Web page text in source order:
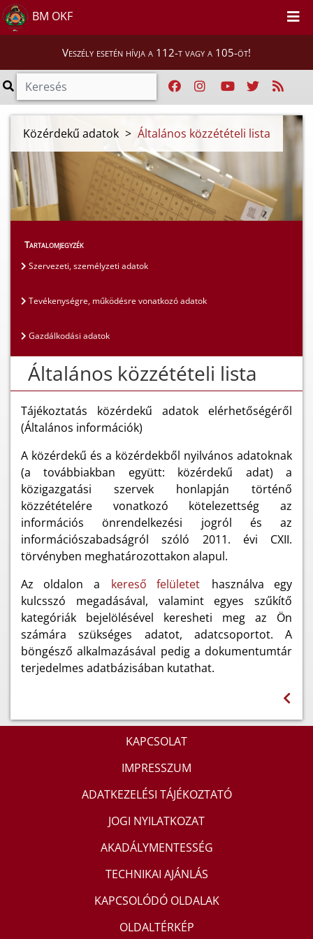
BM OKF
Veszély esetén hívja a 112-t vagy a 105-öt!
Közérdekű adatok > Általános közzétételi lista
Tartalomjegyzék
Szervezeti, személyzeti adatok
Tevékenységre, működésre vonatkozó adatok
Gazdálkodási adatok
Általános közzétételi lista
Tájékoztatás közérdekű adatok elérhetőségéről
(Általános információk)
A közérdekű és a közérdekből nyilvános adatoknak
(a továbbiakban együtt: közérdekű adat) a
közigazgatási szervek honlapján történő
közzétételére vonatkozó kötelezettség az
információs önrendelkezési jogról és az
információszabadságról szóló 2011. évi CXII.
törvényben meghatározottakon alapul.
Az oldalon a
kereső felületet
használva egy
kulcsszó megadásával, valamint egyes szűkítő
kategóriák bejelölésével keresheti meg az Ön
számára szükséges adatot, adatcsoportot. A
böngésző alkalmazásával pedig a dokumentumtár
terjedelmes adatbázisában kutathat.
KAPCSOLAT
IMPRESSZUM
ADATKEZELÉSI TÁJÉKOZTATÓ
JOGI NYILATKOZAT
AKADÁLYMENTESSÉG
TECHNIKAI AJÁNLÁS
KAPCSOLÓDÓ OLDALAK
OLDALTÉRKÉP